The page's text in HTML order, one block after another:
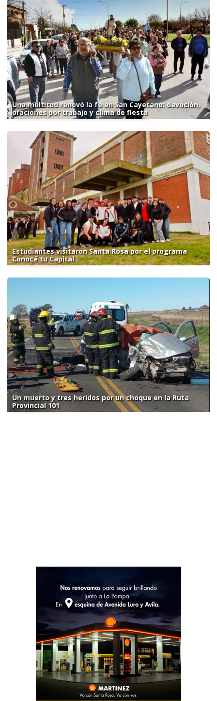
Una multitud renovó la fe en San Cayetano: devoción,
oraciones por trabajo y clima de fiesta
Estudiantes visitaron Santa Rosa por el programa
Conocé tu Capital
Un muerto y tres heridos por un choque en la Ruta
Provincial 101